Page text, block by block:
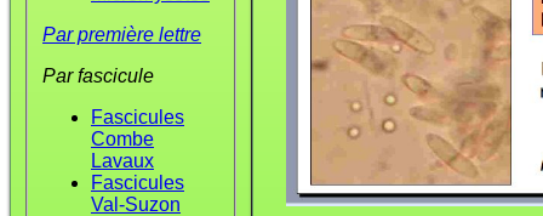
Par première lettre
Par fascicule
Fascicules
Combe
Lavaux
Fascicules
Val-Suzon